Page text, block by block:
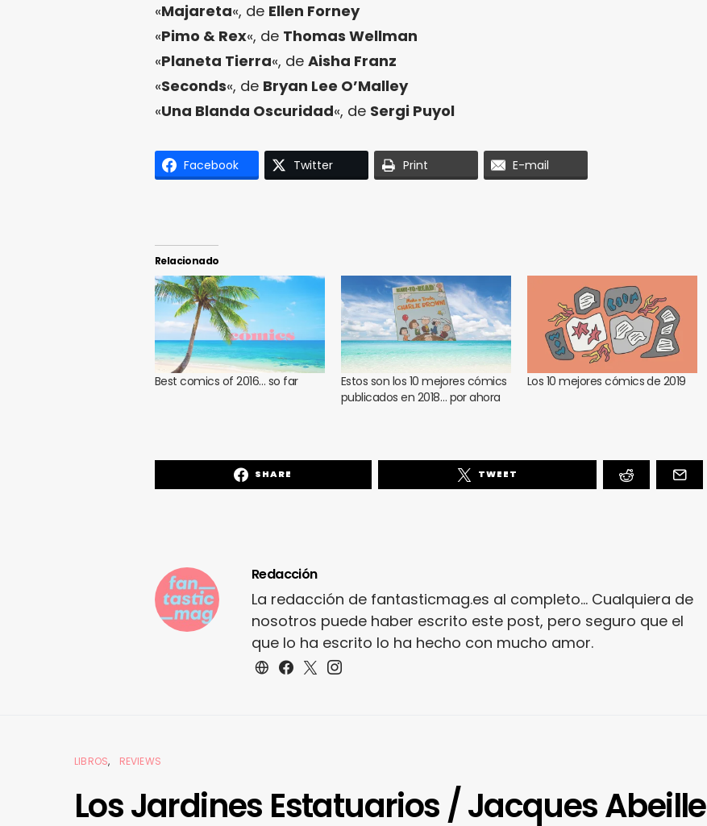
«Majareta«, de Ellen Forney
«Pimo & Rex«, de Thomas Wellman
«Planeta Tierra«, de Aisha Franz
«Seconds«, de Bryan Lee O’Malley
«Una Blanda Oscuridad«, de Sergi Puyol
Facebook Twitter Print E-mail
Relacionado
Best comics of 2016… so far
Estos son los 10 mejores cómics
publicados en 2018… por ahora
Los 10 mejores cómics de 2019
SHARE TWEET
Redacción
La redacción de fantasticmag.es al completo... Cualquiera de
nosotros puede haber escrito este post, pero seguro que el
que lo ha escrito lo ha hecho con mucho amor.
LIBROS REVIEWS
Los Jardines Estatuarios / Jacques Abeille